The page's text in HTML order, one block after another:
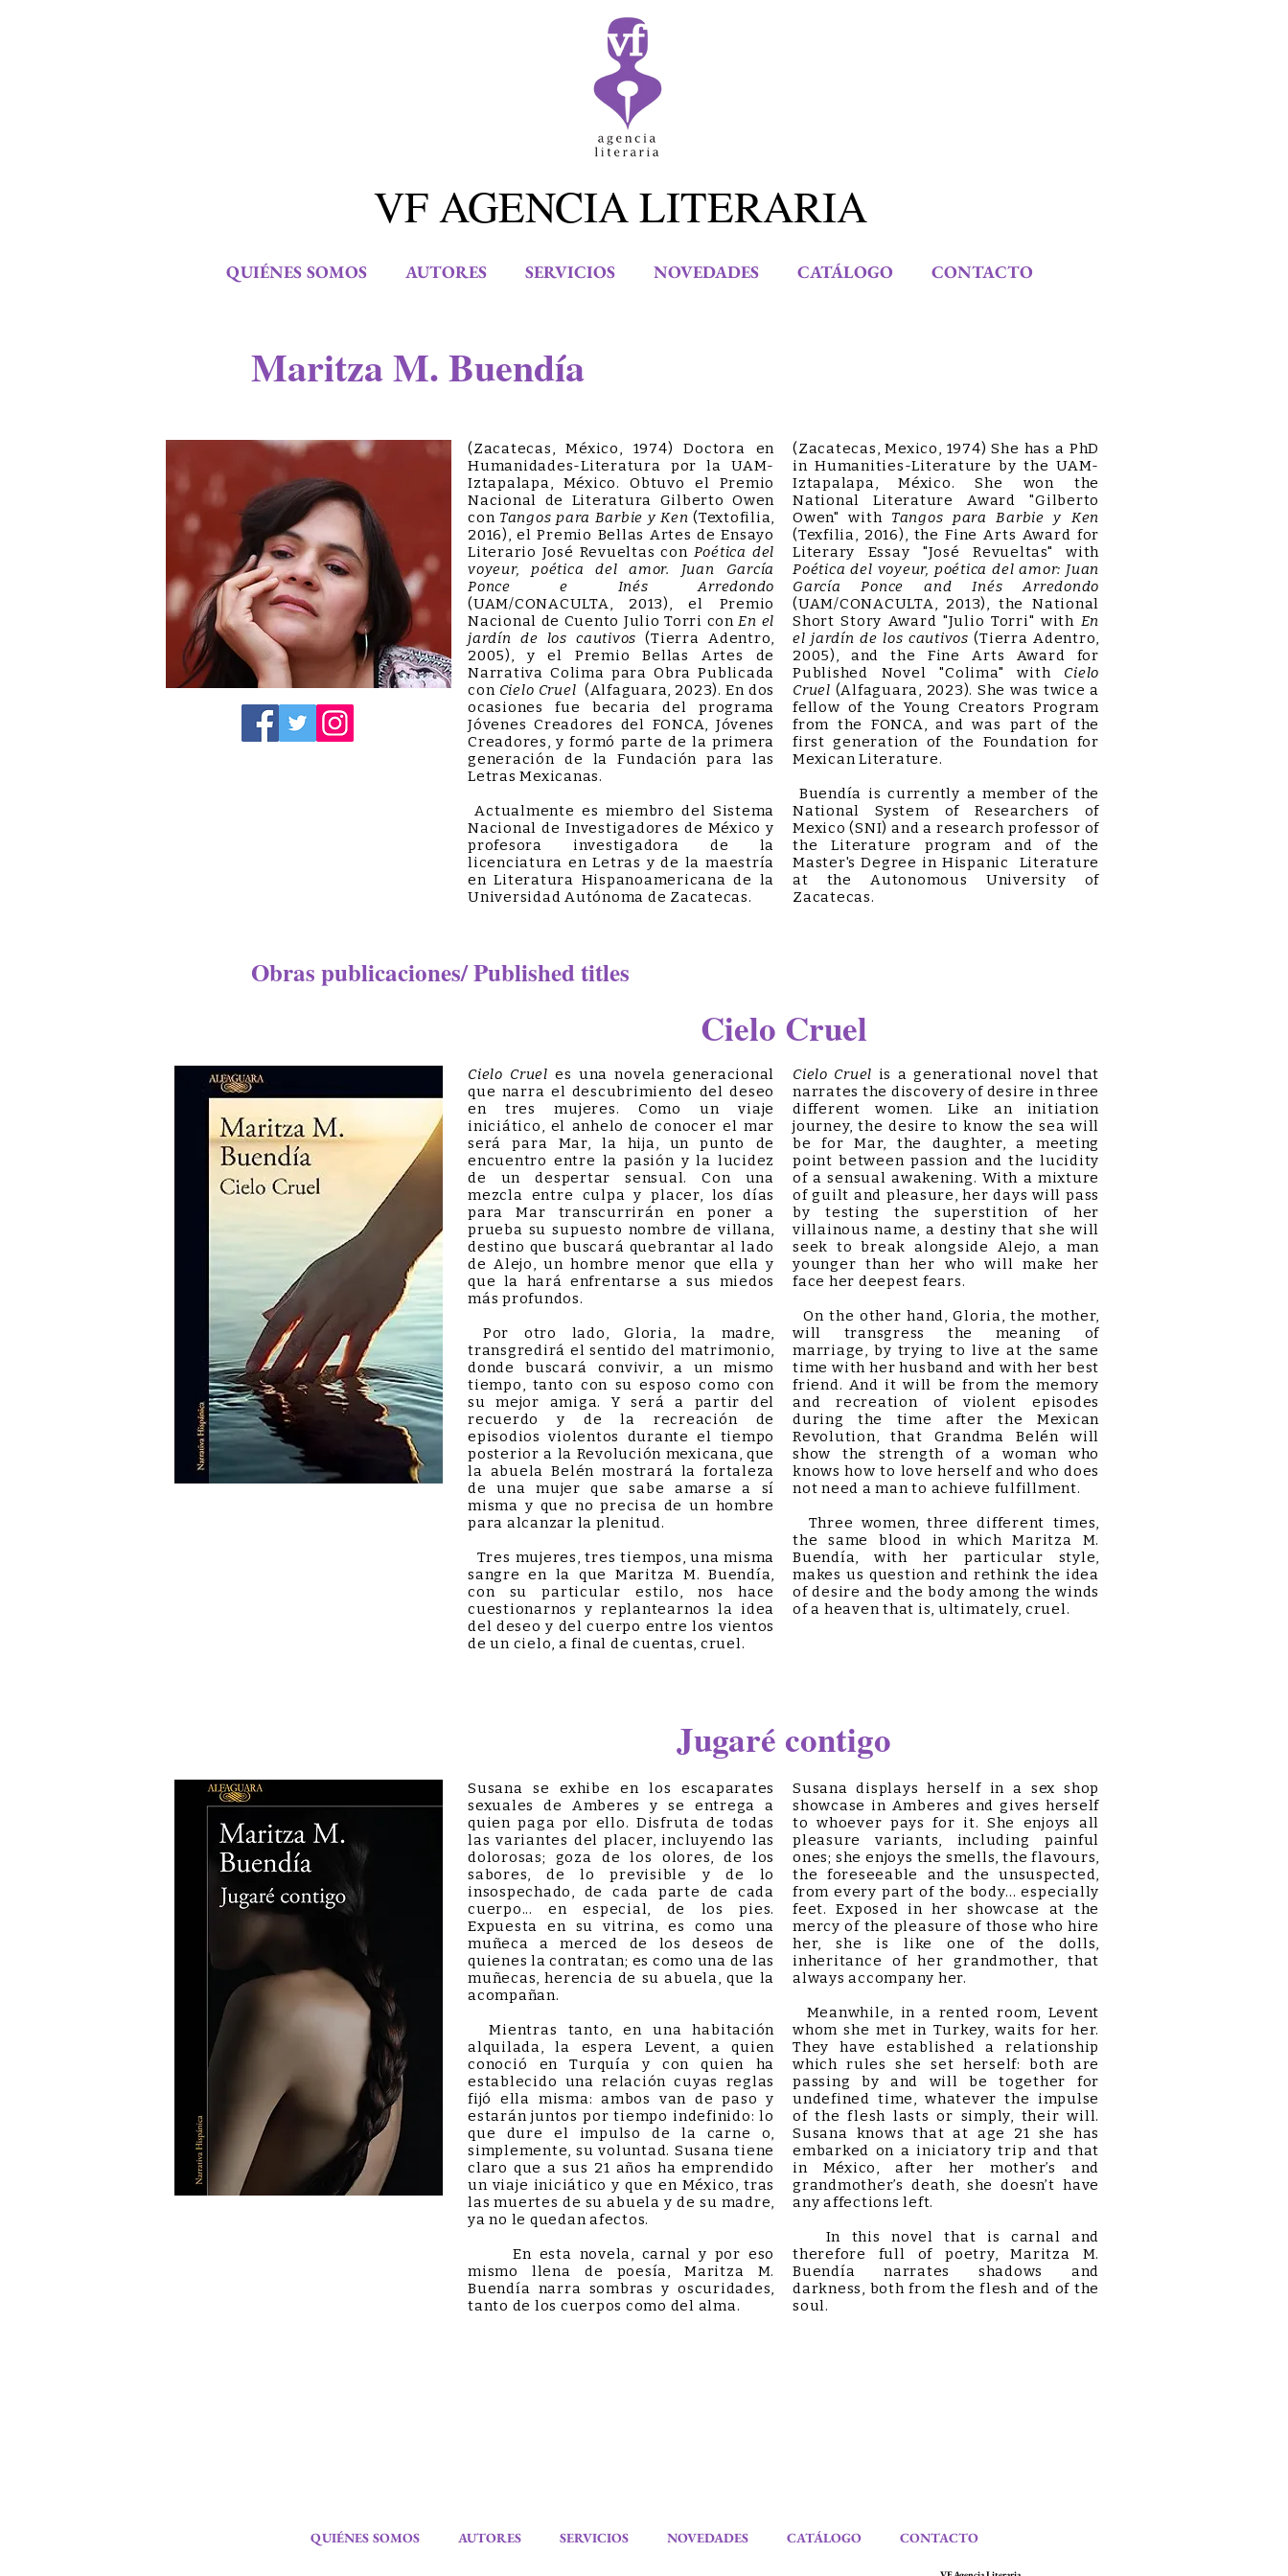
VF AGENCIA LITERARIA
QUIÉNES SOMOS AUTORES SERVICIOS NOVEDADES CATÁLOGO CONTACTO
Maritza M. Buendía
(Zacatecas, México, 1974) Doctora en
Humanidades-Literatura por la UAM-
Iztapalapa, México. Obtuvo el Premio
Nacional de Literatura Gilberto Owen
con Tangos para Barbie y Ken (Textofilia,
2016), el Premio Bellas Artes de Ensayo
Literario José Revueltas con Poética del
voyeur, poética del amor. Juan García
Ponce e Inés Arredondo
(UAM/CONACULTA, 2013), el Premio
Nacional de Cuento Julio Torri conEn el
jardín de los cautivos(Tierra Adentro,
2005), y el Premio Bellas Artes de
Narrativa Colima para Obra Publicada
con Cielo Cruel (Alfaguara, 2023). En dos
ocasiones fue becaria del programa
Jóvenes Creadores del FONCA, Jóvenes
Creadores, y formó parte de la primera
generación de la Fundación para las
Letras Mexicanas.
Actualmente es miembro del Sistema
Nacional de Investigadores de México y
profesora investigadora de la
licenciatura en Letras y de la maestría
en Literatura Hispanoamericana de la
Universidad Autónoma de Zacatecas.
(Zacatecas, Mexico, 1974) She has a PhD
in Humanities-Literature by the UAM-
Iztapalapa, México. She won the
National Literature Award "Gilberto
Owen" with Tangos para Barbie y Ken
(Texfilia, 2016), the Fine Arts Award for
Literary Essay "José Revueltas" with
Poética del voyeur, poética del amor: Juan
García Ponce and Inés Arredondo
(UAM/CONACULTA, 2013), the National
Short Story Award "Julio Torri" with En
el jardín de los cautivos (Tierra Adentro,
2005), and the Fine Arts Award for
Published Novel "Colima" with Cielo
Cruel (Alfaguara, 2023). She was twice a
fellow of the Young Creators Program
from the FONCA, and was part of the
first generation of the Foundation for
Mexican Literature.
Buendía is currently a member of the
National System of Researchers of
Mexico (SNI) and a research professor of
the Literature program and of the
Master's Degree in Hispanic Literature
at the Autonomous University of
Zacatecas.
Obras publicaciones/ Published titles
Cielo Cruel
Cielo Cruel es una novela generacional
que narra el descubrimiento del deseo
en tres mujeres. Como un viaje
iniciático, el anhelo de conocer el mar
será para Mar, la hija, un punto de
encuentro entre la pasión y la lucidez
de un despertar sensual. Con una
mezcla entre culpa y placer, los días
para Mar transcurrirán en poner a
prueba su supuesto nombre de villana,
destino que buscará quebrantar al lado
de Alejo, un hombre menor que ella y
que la hará enfrentarse a sus miedos
más profundos.
Por otro lado, Gloria, la madre,
transgredirá el sentido del matrimonio,
donde buscará convivir, a un mismo
tiempo, tanto con su esposo como con
su mejor amiga. Y será a partir del
recuerdo y de la recreación de
episodios violentos durante el tiempo
posterior a la Revolución mexicana, que
la abuela Belén mostrará la fortaleza
de una mujer que sabe amarse a sí
misma y que no precisa de un hombre
para alcanzar la plenitud.
Tres mujeres, tres tiempos, una misma
sangre en la que Maritza M. Buendía,
con su particular estilo, nos hace
cuestionarnos y replantearnos la idea
del deseo y del cuerpo entre los vientos
de un cielo, a final de cuentas, cruel.
Cielo Cruel is a generational novel that
narrates the discovery of desire in three
different women. Like an initiation
journey, the desire to know the sea will
be for Mar, the daughter, a meeting
point between passion and the lucidity
of a sensual awakening. With a mixture
of guilt and pleasure, her days will pass
by testing the superstition of her
villainous name, a destiny that she will
seek to break alongside Alejo, a man
younger than her who will make her
face her deepest fears.
On the other hand, Gloria, the mother,
will transgress the meaning of
marriage, by trying to live at the same
time with her husband and with her best
friend. And it will be from the memory
and recreation of violent episodes
during the time after the Mexican
Revolution, that Grandma Belén will
show the strength of a woman who
knows how to love herself and who does
not need a man to achieve fulfillment.
Three women, three different times,
the same blood in which Maritza M.
Buendía, with her particular style,
makes us question and rethink the idea
of desire and the body among the winds
of a heaven that is, ultimately, cruel.
Jugaré contigo
Susana se exhibe en los escaparates
sexuales de Amberes y se entrega a
quien paga por ello. Disfruta de todas
las variantes del placer, incluyendo las
dolorosas; goza de los olores, de los
sabores, de lo previsible y de lo
insospechado, de cada parte de cada
cuerpo... en especial, de los pies.
Expuesta en su vitrina, es como una
muñeca a merced de los deseos de
quienes la contratan; es como una de las
muñecas, herencia de su abuela, que la
acompañan.
Mientras tanto, en una habitación
alquilada, la espera Levent, a quien
conoció en Turquía y con quien ha
establecido una relación cuyas reglas
fijó ella misma: ambos van de paso y
estarán juntos por tiempo indefinido: lo
que dure el impulso de la carne o,
simplemente, su voluntad. Susana tiene
claro que a sus 21 años ha emprendido
un viaje iniciático y que en México, tras
las muertes de su abuela y de su madre,
ya no le quedan afectos.
En esta novela, carnal y por eso
mismo llena de poesía, Maritza M.
Buendía narra sombras y oscuridades,
tanto de los cuerpos como del alma.
Susana displays herself in a sex shop
showcase in Amberes and gives herself
to whoever pays for it. She enjoys all
pleasure variants, including painful
ones; she enjoys the smells, the flavours,
the foreseeable and the unsuspected,
from every part of the body… especially
feet. Exposed in her showcase at the
mercy of the pleasure of those who hire
her, she is like one of the dolls,
inheritance of her grandmother, that
always accompany her.
Meanwhile, in a rented room, Levent
whom she met in Turkey, waits for her.
They have established a relationship
which rules she set herself: both are
passing by and will be together for
undefined time, whatever the impulse
of the flesh lasts or simply, their will.
Susana knows that at age 21 she has
embarked on a iniciatory trip and that
in México, after her mother’s and
grandmother’s death, she doesn’t have
any affections left.
In this novel that is carnal and
therefore full of poetry, Maritza M.
Buendía narrates shadows and
darkness, both from the flesh and of the
soul.
QUIÉNES SOMOS AUTORES SERVICIOS NOVEDADES CATÁLOGO CONTACTO